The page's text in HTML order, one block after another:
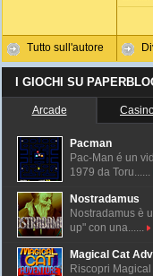
Tutto sull'autore
I GIOCHI SU
Arcade
Pacman
Pac-Man é un
1979 da Toru......
Nostradamus
Nostradamus è
up" con una......
Magical Cat
Riscopri